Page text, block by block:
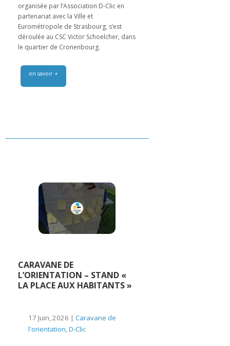
organisée par l’Association D-Clic en
partenariat avec la Ville et
Eurométropole de Strasbourg, s’est
déroulée au CSC Victor Schoelcher, dans
le quartier de Cronenbourg.
en savoir +
CARAVANE DE
L’ORIENTATION – STAND «
LA PLACE AUX HABITANTS »
17 Juin, 2026 | Caravane de
l'orientation D-Clic